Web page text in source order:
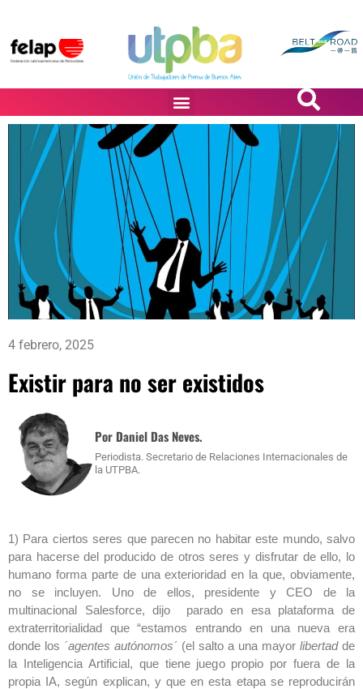
4 febrero, 2025
Existir para no ser existidos
Por Daniel Das Neves.
Periodista. Secretario de Relaciones Internacionales de
la UTPBA.
1) Para ciertos seres que parecen no habitar este mundo, salvo
para hacerse del producido de otros seres y disfrutar de ello, lo
humano forma parte de una exterioridad en la que, obviamente,
no se incluyen. Uno de ellos, presidente y CEO de la
multinacional Salesforce, dijo parado en esa plataforma de
extraterritorialidad que “estamos entrando en una nueva era
donde los ´agentes autónomos´ (el salto a una mayor libertad de
la Inteligencia Artificial, que tiene juego propio por fuera de la
propia IA, según explican, y que en esta etapa se reproducirán